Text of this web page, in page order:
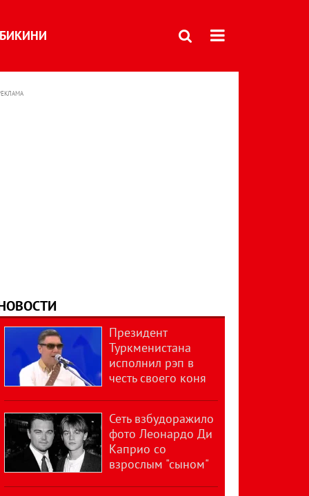
БИКИНИ
Президент
Туркменистана
исполнил рэп в
честь своего коня
Сеть взбудоражило
фото Леонардо Ди
Каприо со
взрослым "сыном"